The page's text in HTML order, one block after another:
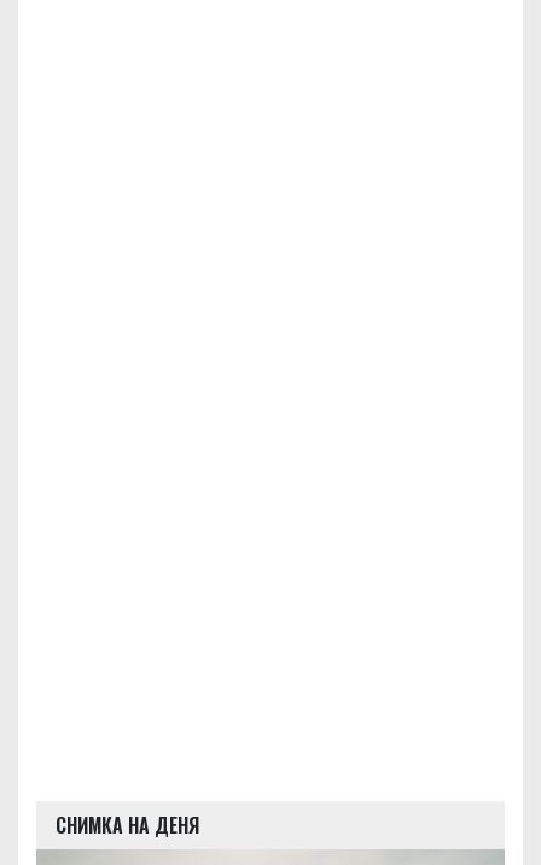
СНИМКА НА ДЕНЯ